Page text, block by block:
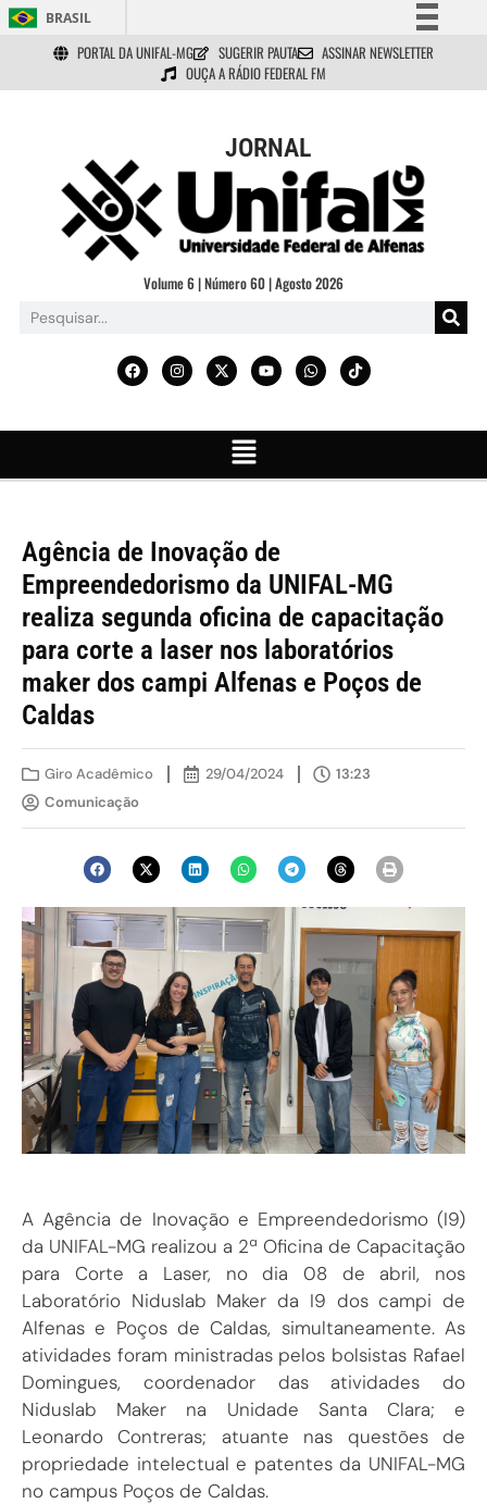
BRASIL
Simplifique!
Comunica BR
Acesso à informação
Legislação
Canais
PORTAL DA UNIFAL-MG SUGERIR PAUTA
ASSINAR NEWSLETTER
OUÇA A RÁDIO FEDERAL FM
JORNAL
Volume 6 | Número 60 | Agosto 2026
Agência de Inovação de
Empreendedorismo da UNIFAL-MG
realiza segunda oficina de capacitação
para corte a laser nos laboratórios
maker dos campi Alfenas e Poços de
Caldas
Giro Acadêmico 29/04/2024
13:23
Comunicação
A Agência de Inovação e Empreendedorismo (I9)
da UNIFAL-MG realizou a 2ª Oficina de Capacitação
para Corte a Laser, no dia 08 de abril, nos
Laboratório Niduslab Maker da I9 dos campi de
Alfenas e Poços de Caldas, simultaneamente. As
atividades foram ministradas pelos bolsistas Rafael
Domingues, coordenador das atividades do
Niduslab Maker na Unidade Santa Clara; e
Leonardo Contreras; atuante nas questões de
propriedade intelectual e patentes da UNIFAL-MG
no campus Poços de Caldas.